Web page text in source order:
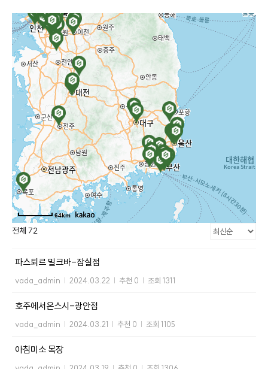
64km
전체 72
파스퇴르 밀크바-잠실점
vada_admin | 2024.03.22 | 추천 0 | 조회 1311
호주에서온스시-광안점
vada_admin | 2024.03.21 | 추천 0 | 조회 1105
아침미소 목장